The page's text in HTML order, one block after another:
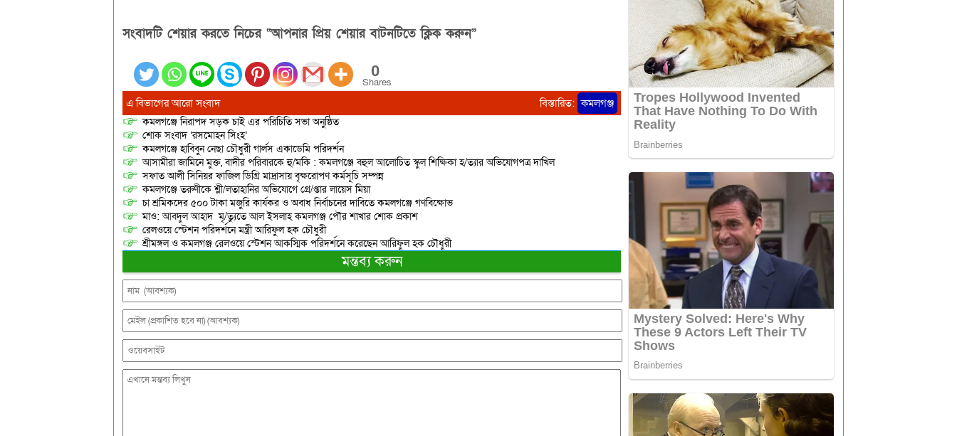
সংবাদটি শেয়ার করতে নিচের “আপনার প্রিয় শেয়ার বাটনটিতে ক্লিক করুন”
0
Shares
এ বিভাগের আরো সংবাদ বিস্তারিত: কমলগঞ্জ
কমলগঞ্জে নিরাপদ সড়ক চাই এর পরিচিতি সভা অনুষ্ঠিত
শোক সংবাদ ‘রসমোহন সিংহ’
কমলগঞ্জে হাবিবুন নেছা চৌধুরী গার্লস একাডেমি পরিদর্শন
আসামীরা জামিনে মুক্ত, বাদীর পরিবারকে হু/মকি : কমলগঞ্জে বহুল আলোচিত স্কুল শিক্ষিকা হ/ত্যার অভিযোগপত্র দাখিল
সফাত আলী সিনিয়র ফাজিল ডিগ্রি মাদ্রাসায় বৃক্ষরোপণ কর্মসূচি সম্পন্ন
কমলগঞ্জে তরুণীকে শ্লী/লতাহানির অভিযোগে গ্রে/প্তার লায়েস মিয়া
চা শ্রমিকদের ৫০০ টাকা মজুরি কার্যকর ও অবাধ নির্বাচনের দাবিতে কমলগঞ্জে গণবিক্ষোভ
মাও: আবদুল আহাদ মৃ/ত্যুতে আল ইসলাহ কমলগঞ্জ পৌর শাখার শোক প্রকাশ
রেলওয়ে স্টেশন পরিদর্শনে মন্ত্রী আরিফুল হক চৌধুরী
শ্রীমঙ্গল ও কমলগঞ্জ রেলওয়ে স্টেশন আকস্মিক পরিদর্শনে করেছেন আরিফুল হক চৌধুরী
মন্তব্য করুন